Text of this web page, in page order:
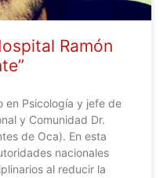
Ramón
en Psicología y jefe de
y Comunidad Dr.
de Oca). En esta
nacionales
al reducir la